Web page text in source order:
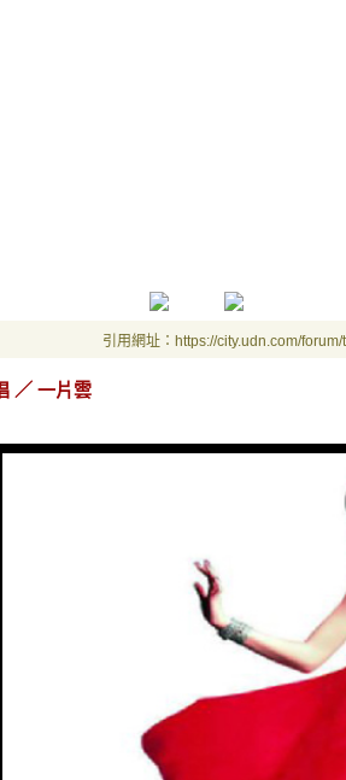
引用網址：https://city.udn.com/
／ 一片雲